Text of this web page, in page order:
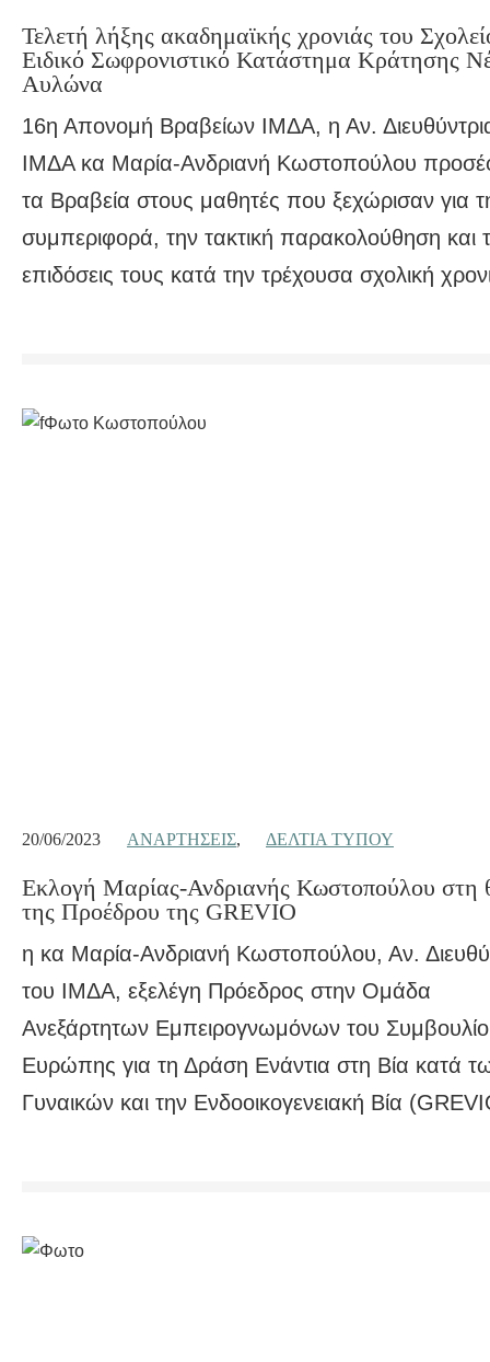
Τελετή λήξης ακαδημαϊκής χρονιάς του
Ειδικό Σωφρονιστικό Κατάστημα Κράτησης
Αυλώνα
16η Απονομή Βραβείων ΙΜΔΑ, η Αν.
ΙΜΔΑ κα Μαρία-Ανδριανή Κωστοπούλου
τα Βραβεία στους μαθητές που ξεχώρισαν για
συμπεριφορά, την τακτική παρακολούθηση και
επιδόσεις τους κατά την τρέχουσα σχολική
20/06/2023 ΑΝΑΡΤΉΣΕΙΣ, ΔΕΛΤΊΑ ΤΎΠΟΥ
Εκλογή Μαρίας-Ανδριανής Κωστοπούλου στη
της Προέδρου της GREVIO
η κα Μαρία-Ανδριανή Κωστοπούλου, Αν.
του ΙΜΔΑ, εξελέγη Πρόεδρος στην Ομάδα
Ανεξάρτητων Εμπειρογνωμόνων του
Ευρώπης για τη Δράση Ενάντια στη Βία κατά
Γυναικών και την Ενδοοικογενειακή Βία